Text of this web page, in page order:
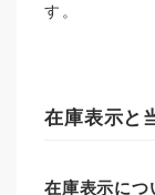
す。
在庫表示と
在庫表示につ